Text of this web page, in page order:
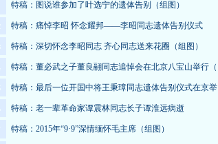
特稿：图说谁参加了叶选宁的遗体告别（组图）
特稿：痛悼李昭 怀念耀邦——李昭同志遗体告别仪式
特稿：深切怀念李昭同志 齐心同志送来花圈（组图）
特稿：董必武之子董良翮同志追悼会在北京八宝山举行（
特稿：最后一位开国中将王秉璋同志遗体告别仪式在京举
特稿：老一辈革命家谭震林同志长子谭淮远病逝
特稿：2015年“9·9”深情缅怀毛主席（组图）